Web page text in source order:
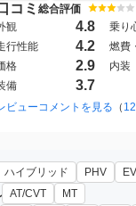
コミ 総合評価
観 4.8 乗り
行性能 4.2 燃費
格 2.9 内装
備 3.7
ビューコメントを見る （
ハイブリッド PHV EV
AT/CVT MT